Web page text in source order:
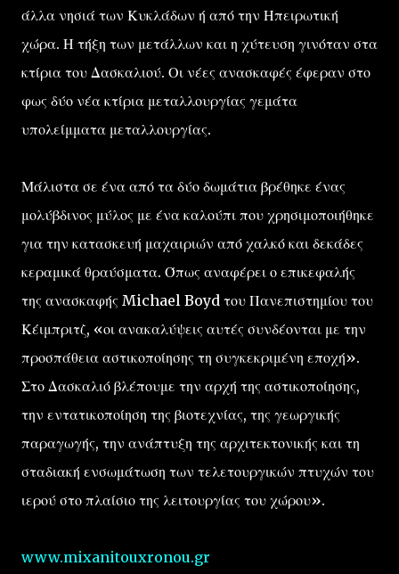
άλλα νησιά των Κυκλάδων ή από την Ηπειρωτική
χώρα. Η τήξη των μετάλλων και η χύτευση γινόταν στα
κτίρια του Δασκαλιού. Οι νέες ανασκαφές έφεραν στο
φως δύο νέα κτίρια μεταλλουργίας γεμάτα
υπολείμματα μεταλλουργίας.
Μάλιστα σε ένα από τα δύο δωμάτια βρέθηκε ένας
μολύβδινος μύλος με ένα καλούπι που χρησιμοποιήθηκε
για την κατασκευή μαχαιριών από χαλκό και δεκάδες
κεραμικά θραύσματα. Όπως αναφέρει ο επικεφαλής
της ανασκαφής Michael Boyd του Πανεπιστημίου του
Κέιμπριτζ, «οι ανακαλύψεις αυτές συνδέονται με την
προσπάθεια αστικοποίησης τη συγκεκριμένη εποχή».
Στο Δασκαλιό βλέπουμε την αρχή της αστικοποίησης,
την εντατικοποίηση της βιοτεχνίας, της γεωργικής
παραγωγής, την ανάπτυξη της αρχιτεκτονικής και τη
σταδιακή ενσωμάτωση των τελετουργικών πτυχών του
ιερού στο πλαίσιο της λειτουργίας του χώρου».
www.mixanitouxronou.gr